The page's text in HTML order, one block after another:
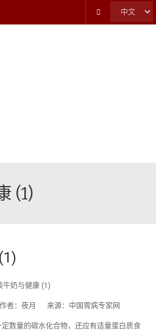
(1)
牛奶与健康 (1)
者：夜月 来源：中国胃病专家网
数量的碳水化合物，还应有适量蛋白质食